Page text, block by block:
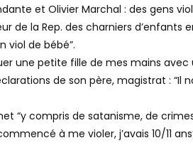
et Olivier Marchal : des gens
de la Rep. des charniers d’enfants
viol de bébé”.
une petite fille de mes mains avec
de son père, magistrat : “Il
“y compris de satanisme, de
à me violer, j’avais 10/11